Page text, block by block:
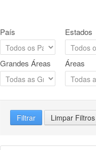
País Estados
Grandes Áreas Áreas
Filtrar Limpar Filtros